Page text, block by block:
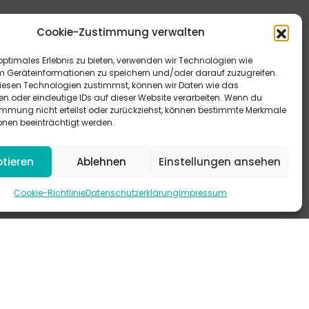
Cookie-Zustimmung verwalten
Erlebnis zu bieten, verwenden wir Technologien wie
Geräteinformationen zu speichern und/oder darauf zuzugreifen.
Technologien zustimmst, können wir Daten wie das
oder eindeutige IDs auf dieser Website verarbeiten. Wenn du
nicht erteilst oder zurückziehst, können bestimmte Merkmale
beeinträchtigt werden.
Ablehnen Einstellungen ansehen
Cookie-RichtlinieDatenschutzerklärungImpressum
Antworten bieten dir unsere FAQ.
mal auf Instagram vorbei.